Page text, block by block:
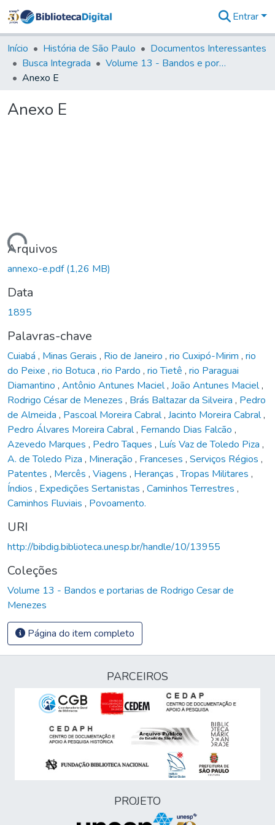
&
Coleções
Tudo na
Entrar
Início História de São Paulo
Documentos Interessantes
Busca Integrada
Volume 13 - Bandos e portarias de Rodrigo Cesar de Menezes
Anexo E
Anexo E
Arquivos
annexo-e.pdf(1,26 MB)
Data
1895
Palavras-chave
Cuiabá , Minas Gerais , Rio de Janeiro , rio Cuxipó-Mirim , rio
do Peixe , rio Botuca , rio Pardo , rio Tietê , rio Paraguai
Diamantino , Antônio Antunes Maciel, João Antunes Maciel,
Rodrigo César de Menezes , Brás Baltazar da Silveira , Pedro
de Almeida , Pascoal Moreira Cabral, Jacinto Moreira Cabral,
Pedro Álvares Moreira Cabral, Fernando Dias Falcão ,
Azevedo Marques , Pedro Taques , Luís Vaz de Toledo Piza ,
A. de Toledo Piza , Mineração , Franceses , Serviços Régios ,
Patentes , Mercês , Viagens , Heranças ,Tropas Militares ,
Índios , Expedições Sertanistas , Caminhos Terrestres ,
Caminhos Fluviais , Povoamento.
URI
http://bibdig.biblioteca.unesp.br/handle/10/13955
Coleções
Volume 13 - Bandos e portarias de Rodrigo Cesar de
Menezes
Página do item completo
PARCEIROS
PROJETO